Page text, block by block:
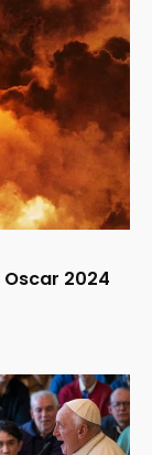
Oscar 2024